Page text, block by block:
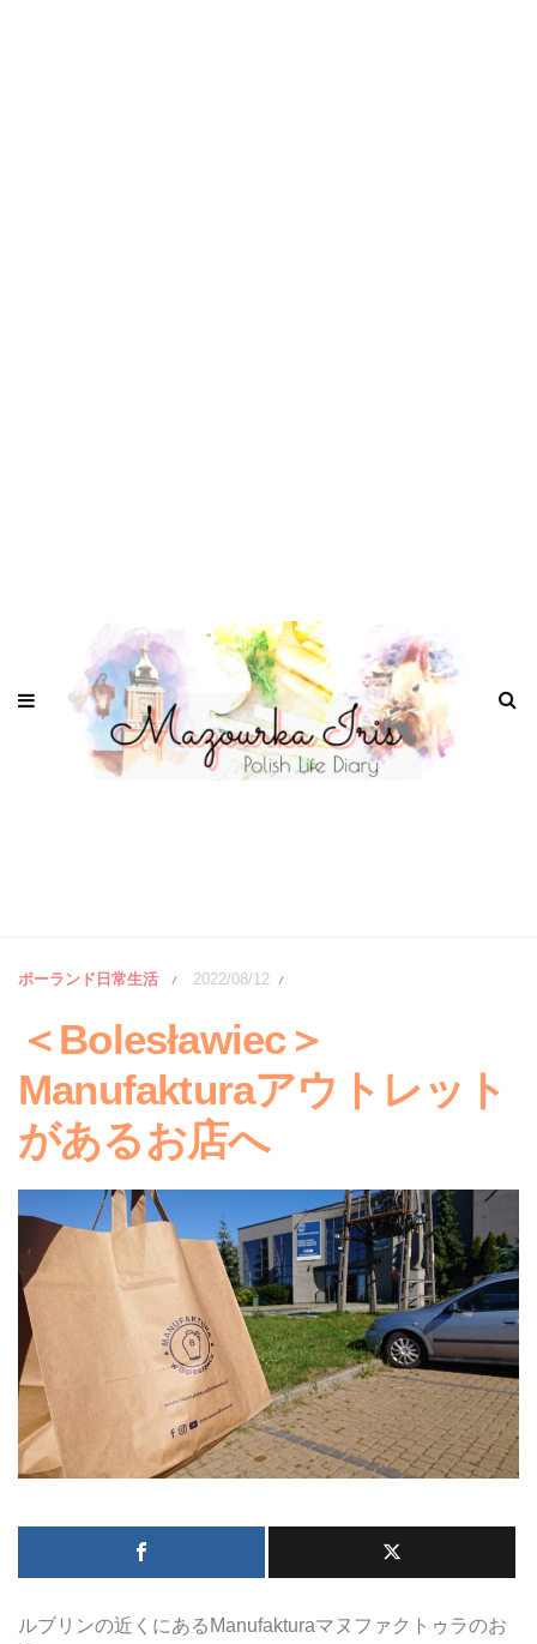
ポーランド日常生活 / 2022/08/12 /
＜Bolesławiec＞
Manufakturaアウトレット
があるお店へ
ルブリンの近くにあるManufakturaマヌファクトゥラのお